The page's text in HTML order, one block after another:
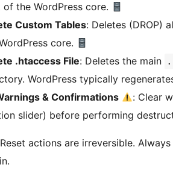
of the WordPress core.
Custom Tables: Deletes (DROP)
core.
.htaccess File: Deletes the main
WordPress typically
& Confirmations
: Clear
slider) before performing
actions are irreversible.